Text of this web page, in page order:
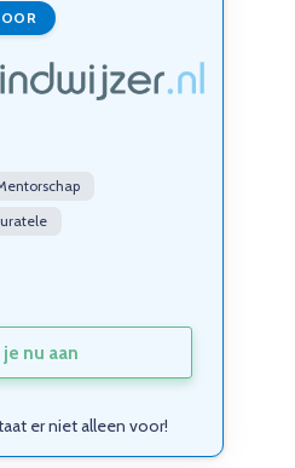
nu aan
er niet alleen voor!